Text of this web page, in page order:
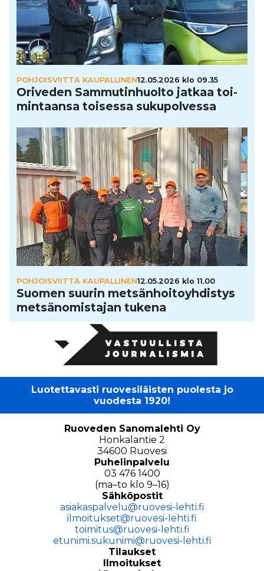
POHJOISVIITTA KAUPALLINEN12.05.2026 klo 09.35
Oriveden Sam­mu­tin­huolto jatkaa toi­
min­taansa toisessa suku­pol­vessa
POHJOISVIITTA KAUPALLINEN12.05.2026 klo 11.00
Suomen suurin met­sän­hoi­to­yh­dis­tys
met­sä­no­mis­ta­jan tukena
Luotettavasti ruovesiläisten puolesta jo
vuodesta 1920!
Ruoveden Sanomalehti Oy
Honkalantie 2
34600 Ruovesi
Puhelinpalvelu
03 476 1400
(ma–to klo 9–16)
Sähköpostit
asiakaspalvelu@ruovesi-lehti.fi
ilmoitukset@ruovesi-lehti.fi
toimitus@ruovesi-lehti.fi
etunimi.sukunimi@ruovesi-lehti.fi
Tilaukset
Ilmoitukset